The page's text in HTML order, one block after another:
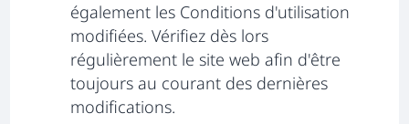
également les Conditions d'utilisation
modifiées. Vérifiez dès lors
régulièrement le site web afin d'être
toujours au courant des dernières
modifications.